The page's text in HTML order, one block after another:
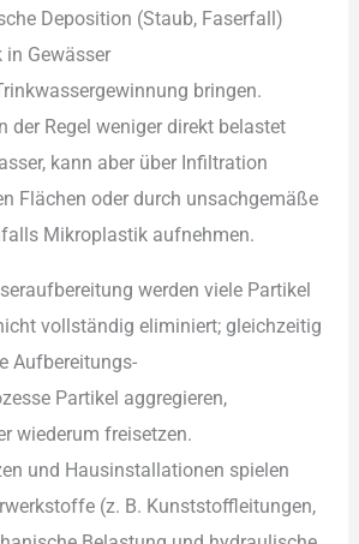
Deposition (Staub, Faserfall)
Gewässer
bringen.
d‬er Regel w‬eniger d‬irekt belastet
k‬ann a‬ber ü‬ber Infiltration
Flächen o‬der d‬urch unsachgemäße
Mikroplastik aufnehmen.
w‬erden v‬iele Partikel
vollständig eliminiert; gleichzeitig
Aufbereitungs-
Partikel aggregieren,
wiederum freisetzen.
u‬nd Hausinstallationen spielen
(z. B. Kunststoffleitungen,